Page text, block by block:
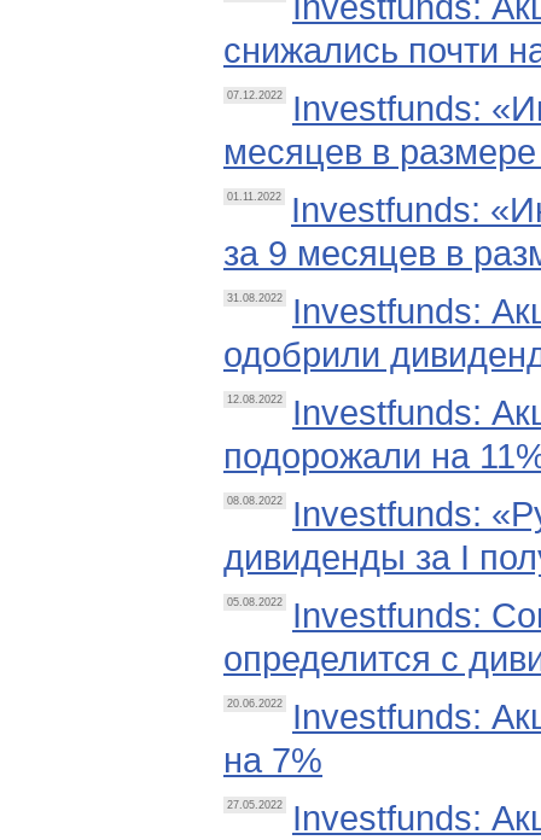
снижались почти
07.12.2022
Investfunds:
месяцев в
01.11.2022
Investfunds:
за 9 месяцев в
31.08.2022
Investfunds:
одобрили
12.08.2022
Investfunds:
подорожали на
08.08.2022
Investfunds:
дивиденды за I
05.08.2022
Investfunds:
определится с
20.06.2022
Investfunds:
на 7%
27.05.2022
Investfunds: